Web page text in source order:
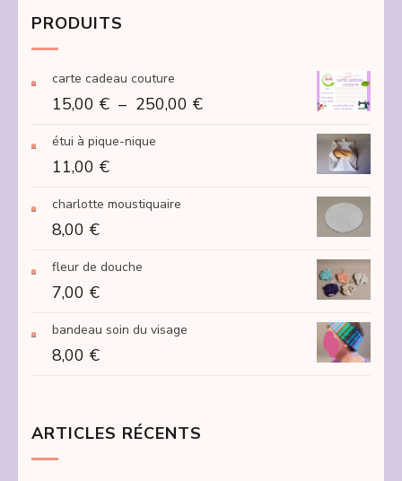
PRODUITS
carte cadeau couture
15,00 € – 250,00 €Plage
étui à pique-nique
11,00 €
charlotte moustiquaire
8,00 €
fleur de douche
7,00 €
bandeau soin du visage
8,00 €
ARTICLES RÉCENTS